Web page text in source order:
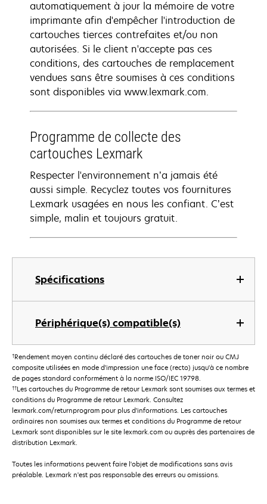
Spécifications
Périphérique(s) compatible(s)
automatiquement à jour la mémoire de votre
imprimante afin d'empêcher l'introduction de
cartouches tierces contrefaites et/ou non
autorisées. Si le client n'accepte pas ces
conditions, des cartouches de remplacement
vendues sans être soumises à ces conditions
sont disponibles via www.lexmark.com.
Programme de collecte des
cartouches Lexmark
Respecter l'environnement n’a jamais été
aussi simple. Recyclez toutes vos fournitures
Lexmark usagées en nous les confiant. C’est
simple, malin et toujours gratuit.
†Rendement moyen continu déclaré des cartouches de toner noir ou CMJ
composite utilisées en mode d'impression une face (recto) jusqu'à ce nombre
de pages standard conformément à la norme ISO/IEC 19798.
††Les cartouches du Programme de retour Lexmark sont soumises aux termes et
conditions du Programme de retour Lexmark. Consultez
lexmark.com/returnprogram pour plus d'informations. Les cartouches
ordinaires non soumises aux termes et conditions du Programme de retour
Lexmark sont disponibles sur le site lexmark.com ou auprès des partenaires de
distribution Lexmark.
Toutes les informations peuvent faire l'objet de modifications sans avis
préalable. Lexmark n'est pas responsable des erreurs ou omissions.